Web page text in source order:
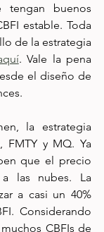
buenos
estable. Toda
de la estrategia
. Vale la pena
el diseño de
la estrategia
FMTY y MQ. Ya
que el precio
las nubes. La
a casi un 40%
Considerando
CBFIs de